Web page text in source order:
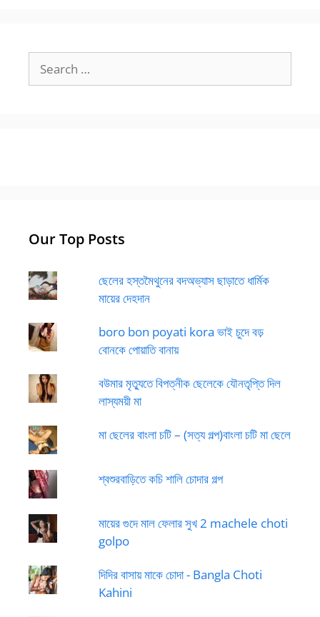
for:
Our Top Posts
ছেলের হস্তমৈথুনের বদঅভ্যাস ছাড়াতে ধার্মিক
মায়ের দেহদান
boro bon poyati kora ভাই চুদে বড়
বোনকে পোয়াতি বানায়
বউমার মৃত্যুতে বিপত্নীক ছেলেকে যৌনতৃপ্তি দিল
লাস্যময়ী মা
মা ছেলের বাংলা চটি – (সত্য গল্প)বাংলা চটি মা ছেলে
শ্বশুরবাড়িতে কচি শালি চোদার গল্প
মায়ের গুদে মাল ফেলার সুখ 2 machele choti
golpo
দিদির বাসায় মাকে চোদা - Bangla Choti
Kahini